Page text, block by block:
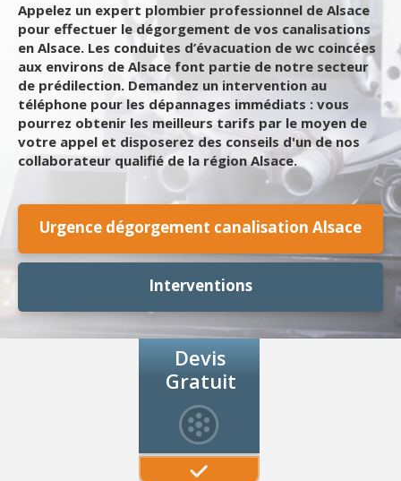
Appelez un expert plombier professionnel de Alsace
pour effectuer le dégorgement de vos canalisations
en Alsace. Les conduites d’évacuation de wc coincées
aux environs de Alsace font partie de notre secteur
de prédilection. Demandez un intervention au
téléphone pour les dépannages immédiats : vous
pourrez obtenir les meilleurs tarifs par le moyen de
votre appel et disposerez des conseils d'un de nos
collaborateur qualifié de la région Alsace.
Urgence dégorgement canalisation Alsace
Interventions
Devis
Gratuit